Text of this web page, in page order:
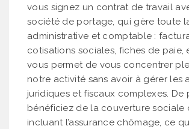
vous signez un contrat de travail
société de portage, qui gère toute
administrative et comptable :
cotisations sociales, fiches de paie,
vous permet de vous concentrer
notre activité sans avoir à gérer les
juridiques et fiscaux complexes. De
bénéficiez de la couverture sociale
incluant l’assurance chômage, ce